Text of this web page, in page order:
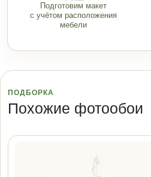
Подготовим макет
с учётом расположения
мебели
ПОДБОРКА
Похожие фотообои